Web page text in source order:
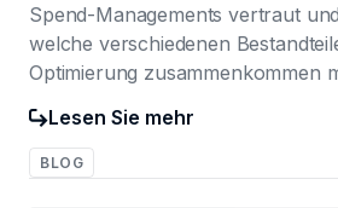
Spend-Managements vertraut
welche verschiedenen
Optimierung zusammenkommen
Lesen Sie mehr
BLOG